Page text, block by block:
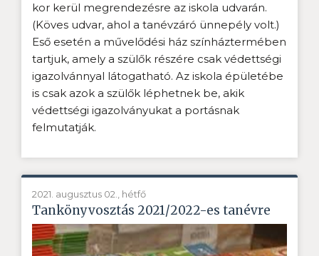
kor kerül megrendezésre az iskola udvarán.
(Köves udvar, ahol a tanévzáró ünnepély volt.)
Eső esetén a művelődési ház színháztermében
tartjuk, amely a szülők részére csak védettségi
igazolvánnyal látogatható. Az iskola épületébe
is csak azok a szülők léphetnek be, akik
védettségi igazolványukat a portásnak
felmutatják.
2021. augusztus 02., hétfő
Tankönyvosztás 2021/2022-es tanévre